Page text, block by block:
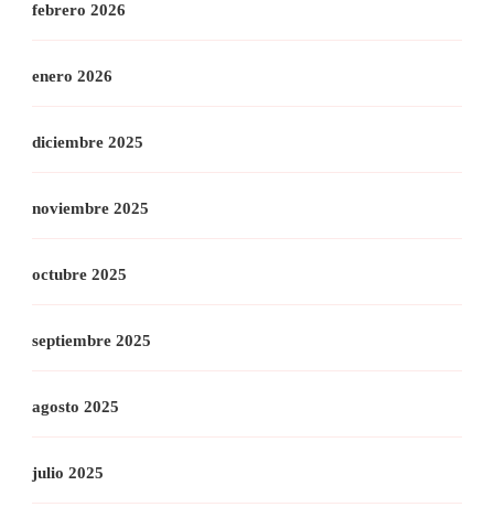
febrero 2026
enero 2026
diciembre 2025
noviembre 2025
octubre 2025
septiembre 2025
agosto 2025
julio 2025